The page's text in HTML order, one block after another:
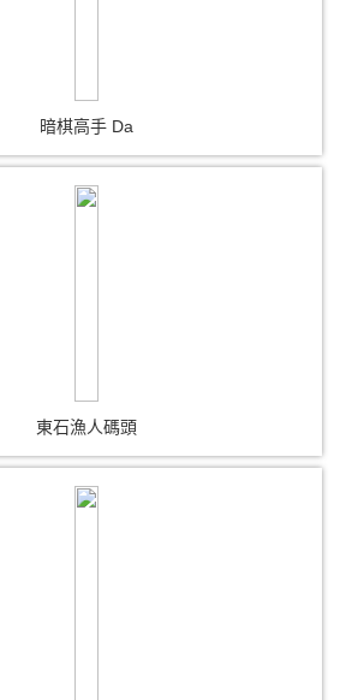
暗棋高手 Da
東石漁人碼頭